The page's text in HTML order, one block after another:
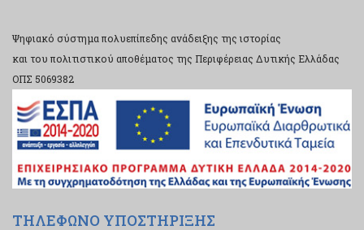
Ψηφιακό σύστημα πολυεπίπεδης ανάδειξης της ιστορίας
και του πολιτιστικού αποθέματος της Περιφέρειας Δυτικής Ελλάδας
ΟΠΣ 5069382
ΤΗΛΕΦΩΝΟ ΥΠΟΣΤΗΡΙΞΗΣ